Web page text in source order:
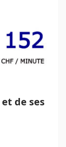
de ses